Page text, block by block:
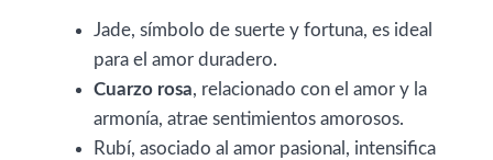
Jade, símbolo de suerte y fortuna, es ideal
para el amor duradero.
Cuarzo rosa, relacionado con el amor y la
armonía, atrae sentimientos amorosos.
Rubí, asociado al amor pasional, intensifica